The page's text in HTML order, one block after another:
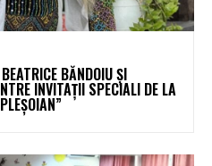
BĂNDOIU ȘI
INVITAȚII SPECIALI DE LA